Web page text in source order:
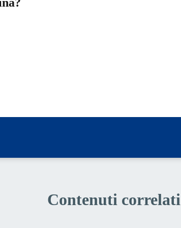
5 stelle su 5
4 stelle su 5
3 stelle su 5
2 stelle su 5
Contenuti correlati